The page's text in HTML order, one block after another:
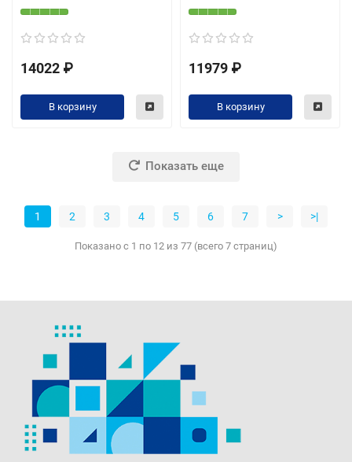
14022 ₽
В корзину
11979 ₽
В корзину
Показать еще
1 2 3 4 5 6 7 > >|
Показано с 1 по 12 из 77 (всего 7 страниц)